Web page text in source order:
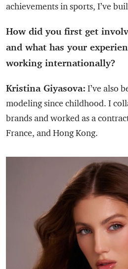
achievements in sports, I’ve
How did you first get
and what has your
working internationally?
Kristina Giyasova: I’ve also
modeling since childhood. I
brands and worked as a
France, and Hong Kong.